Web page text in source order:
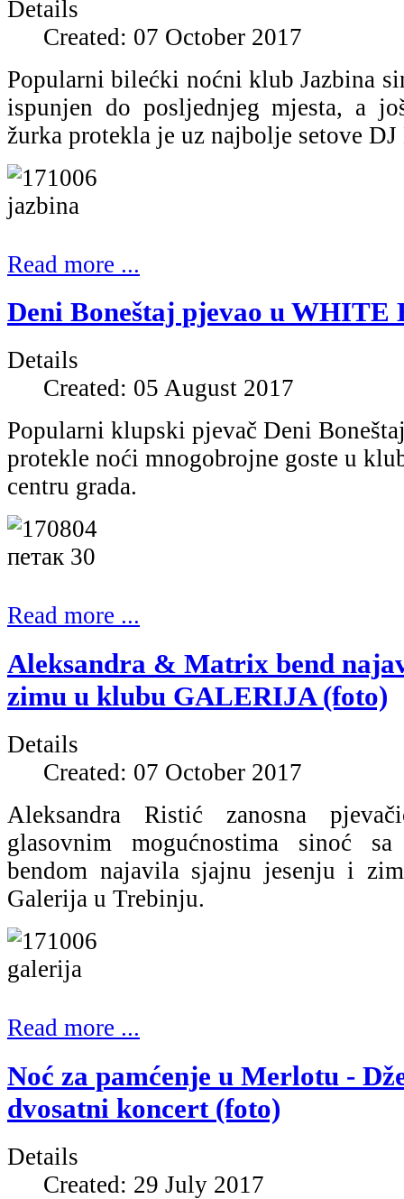
Details
Created: 07 October 2017
Popularni bilećki noćni klub Jazbina
ispunjen do posljednjeg mjesta, a
žurka protekla je uz najbolje setove DJ
Read more ...
Deni Boneštaj pjevao u WHITE
Details
Created: 05 August 2017
Popularni klupski pjevač Deni
protekle noći mnogobrojne goste u
centru grada.
Read more ...
Aleksandra & Matrix bend
zimu u klubu GALERIJA (foto)
Details
Created: 07 October 2017
Aleksandra Ristić zanosna
glasovnim mogućnostima sinoć
bendom najavila sjajnu jesenju i
Galerija u Trebinju.
Read more ...
Noć za pamćenje u Merlotu -
dvosatni koncert (foto)
Details
Created: 29 July 2017